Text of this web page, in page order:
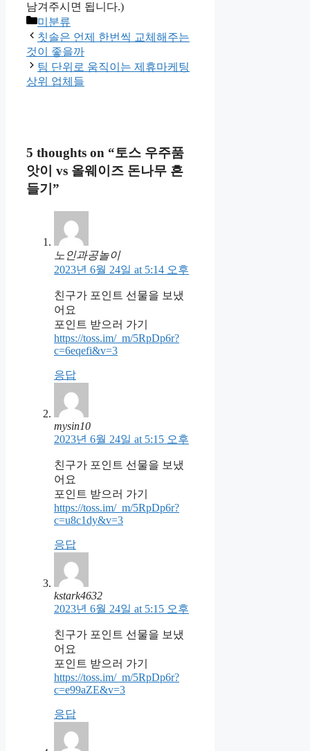
남겨주시면 됩니다.)
Categories
미분류
칫솔은 언제 한번씩 교체해주는
것이 좋을까
팀 단위로 움직이는 제휴마케팅
상위 업체들
5 thoughts on “토스 우주품
앗이 vs 올웨이즈 돈나무 흔
들기”
노인과공놀이
2023년 6월 24일 at 5:14 오후
친구가 포인트 선물을 보냈
어요
포인트 받으러 가기
https://toss.im/_m/5RpDp6r?
c=6eqefi&v=3
응답
mysin10
2023년 6월 24일 at 5:15 오후
친구가 포인트 선물을 보냈
어요
포인트 받으러 가기
https://toss.im/_m/5RpDp6r?
c=u8c1dy&v=3
응답
kstark4632
2023년 6월 24일 at 5:15 오후
친구가 포인트 선물을 보냈
어요
포인트 받으러 가기
https://toss.im/_m/5RpDp6r?
c=e99aZE&v=3
응답